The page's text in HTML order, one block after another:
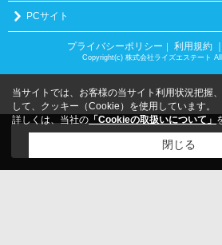
PCサイト
プライバシーポリシー 利用規約
Copyright(c) 株式会社ライズエステート
こちらの物件をご覧の方にお勧め
当サイトでは、お客様の当サイト利用状況把握
して、クッキー（Cookie）を使用しています。
詳しくは、当社の 「Cookieの取扱いについて」
閉じる